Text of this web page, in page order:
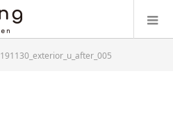
191130_exterior_u_after_005